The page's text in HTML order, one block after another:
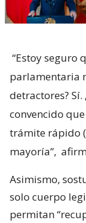
“Estoy seguro
parlamentaria
detractores?
convencido
trámite rápido
mayoría”,
Asimismo,
solo cuerpo
permitan